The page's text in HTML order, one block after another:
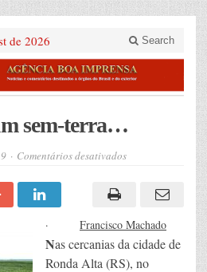
de 2026 Search
sem-terra…
Comentários desativadosem
terra…
· Francisco Machado
Nas cercanias da cidade de
Ronda Alta (RS), no